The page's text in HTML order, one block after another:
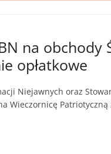
na obchody
opłatkowe
Niejawnych oraz
Wieczornicę Patriotyczną